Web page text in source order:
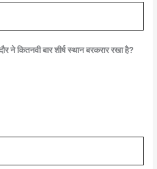
ने कितनवी बार शीर्ष स्थान बरकरार रखा है?